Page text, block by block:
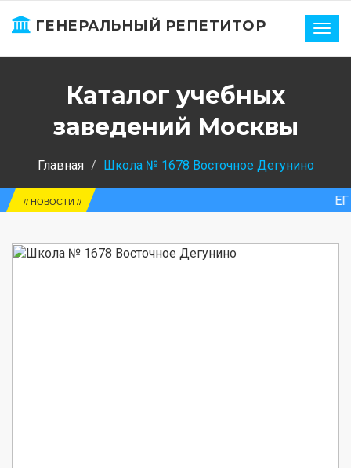
ГЕНЕРАЛЬНЫЙ РЕПЕТИТОР
Каталог учебных
заведений Москвы
Главная Школа № 1678 Восточное Дегунино
ЕГЭ-2025.
// НОВОСТИ //